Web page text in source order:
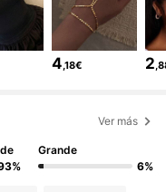
4,18€ 2
Ver más
Grande
6%